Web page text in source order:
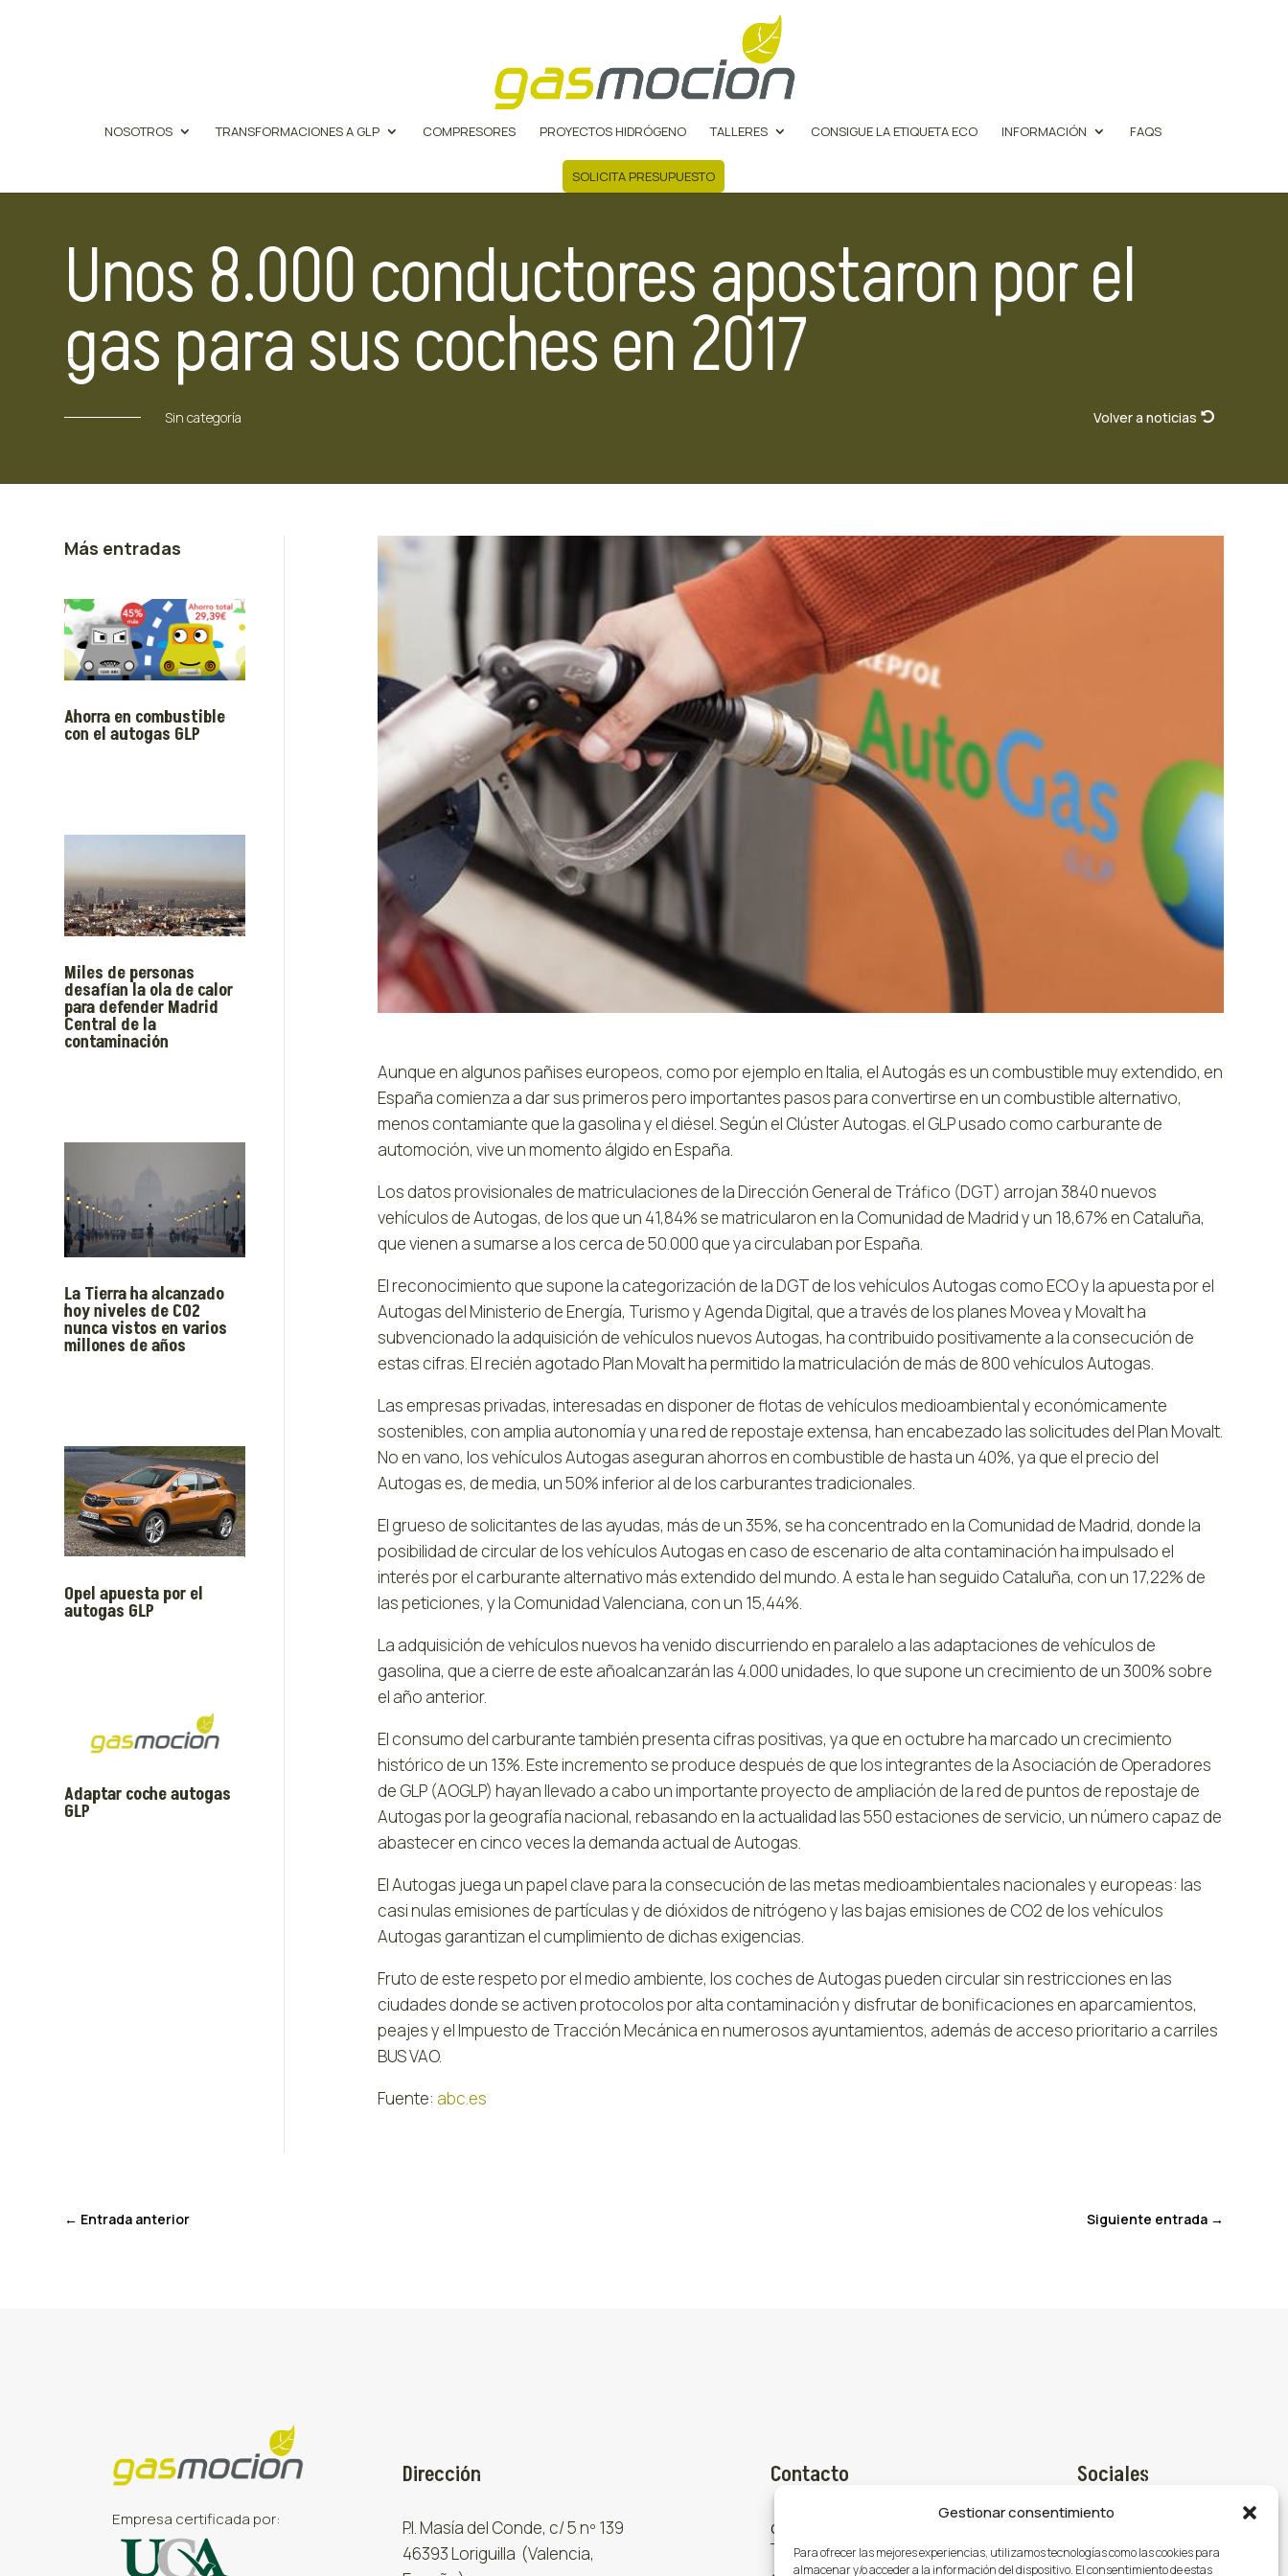
Gestionar consentimiento
Para ofrecer las mejores experiencias, utilizamos tecnologías como las cookies para
almacenar y/o acceder a la información del dispositivo. El consentimiento de estas
NOSOTROS TRANSFORMACIONES A GLP COMPRESORES PROYECTOS HIDRÓGENO TALLERES CONSIGUE LA ETIQUETA ECO INFORMACIÓN FAQS
SOLICITA PRESUPUESTO
Unos 8.000 conductores apostaron por el
gas para sus coches en 2017
Sin categoría Volver a noticias
Más entradas
Ahorra en combustible
con el autogas GLP
Miles de personas
desafían la ola de calor
para defender Madrid
Central de la
contaminación
La Tierra ha alcanzado
hoy niveles de CO2
nunca vistos en varios
millones de años
Opel apuesta por el
autogas GLP
Adaptar coche autogas
GLP
Aunque en algunos pañises europeos, como por ejemplo en Italia, el Autogás es un combustible muy extendido, en
España comienza a dar sus primeros pero importantes pasos para convertirse en un combustible alternativo,
menos contamiante que la gasolina y el diésel. Según el Clúster Autogas. el GLP usado como carburante de
automoción, vive un momento álgido en España.
Los datos provisionales de matriculaciones de la Dirección General de Tráfico (DGT) arrojan 3840 nuevos
vehículos de Autogas, de los que un 41,84% se matricularon en la Comunidad de Madrid y un 18,67% en Cataluña,
que vienen a sumarse a los cerca de 50.000 que ya circulaban por España.
El reconocimiento que supone la categorización de la DGT de los vehículos Autogas como ECO y la apuesta por el
Autogas del Ministerio de Energía, Turismo y Agenda Digital, que a través de los planes Movea y Movalt ha
subvencionado la adquisición de vehículos nuevos Autogas, ha contribuido positivamente a la consecución de
estas cifras. El recién agotado Plan Movalt ha permitido la matriculación de más de 800 vehículos Autogas.
Las empresas privadas, interesadas en disponer de flotas de vehículos medioambiental y económicamente
sostenibles, con amplia autonomía y una red de repostaje extensa, han encabezado las solicitudes del Plan Movalt.
No en vano, los vehículos Autogas aseguran ahorros en combustible de hasta un 40%, ya que el precio del
Autogas es, de media, un 50% inferior al de los carburantes tradicionales.
El grueso de solicitantes de las ayudas, más de un 35%, se ha concentrado en la Comunidad de Madrid, donde la
posibilidad de circular de los vehículos Autogas en caso de escenario de alta contaminación ha impulsado el
interés por el carburante alternativo más extendido del mundo. A esta le han seguido Cataluña, con un 17,22% de
las peticiones, y la Comunidad Valenciana, con un 15,44%.
La adquisición de vehículos nuevos ha venido discurriendo en paralelo a las adaptaciones de vehículos de
gasolina, que a cierre de este añoalcanzarán las 4.000 unidades, lo que supone un crecimiento de un 300% sobre
el año anterior.
El consumo del carburante también presenta cifras positivas, ya que en octubre ha marcado un crecimiento
histórico de un 13%. Este incremento se produce después de que los integrantes de la Asociación de Operadores
de GLP (AOGLP) hayan llevado a cabo un importante proyecto de ampliación de la red de puntos de repostaje de
Autogas por la geografía nacional, rebasando en la actualidad las 550 estaciones de servicio, un número capaz de
abastecer en cinco veces la demanda actual de Autogas.
El Autogas juega un papel clave para la consecución de las metas medioambientales nacionales y europeas: las
casi nulas emisiones de partículas y de dióxidos de nitrógeno y las bajas emisiones de CO2 de los vehículos
Autogas garantizan el cumplimiento de dichas exigencias.
Fruto de este respeto por el medio ambiente, los coches de Autogas pueden circular sin restricciones en las
ciudades donde se activen protocolos por alta contaminación y disfrutar de bonificaciones en aparcamientos,
peajes y el Impuesto de Tracción Mecánica en numerosos ayuntamientos, además de acceso prioritario a carriles
BUS VAO.
Fuente: abc.es
← Entrada anterior Siguiente entrada→
Empresa certificada por:
Dirección
P.I. Masía del Conde, c/ 5 nº 139
46393 Loriguilla (Valencia,
Contacto
comercial@gasmocion.com
Sociales
 Facebook
 X (Twitter)